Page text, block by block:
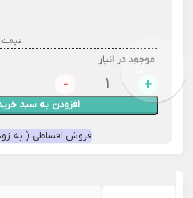
قیمت
موجود در انبار
افزودن به سبد
فروش اقساطی ( به